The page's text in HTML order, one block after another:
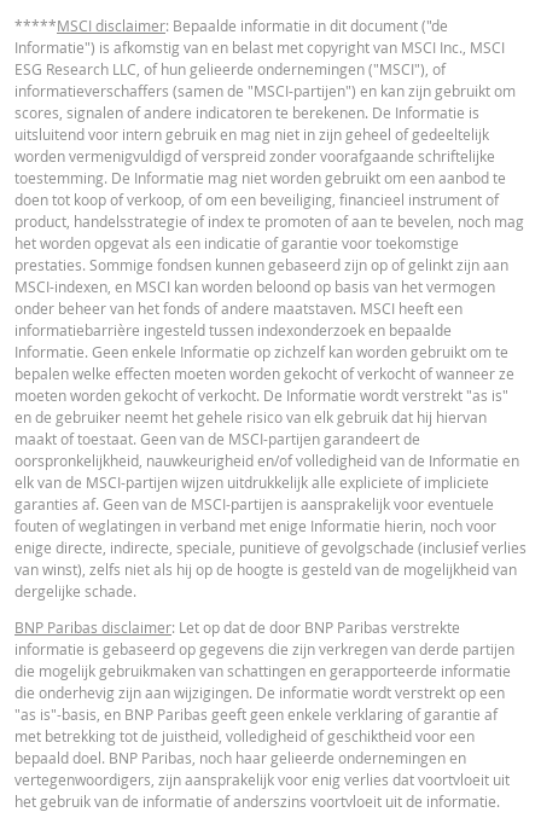
*****MSCI disclaimer: Bepaalde informatie in dit document ("de
Informatie") is afkomstig van en belast met copyright van MSCI Inc., MSCI
ESG Research LLC, of hun gelieerde ondernemingen ("MSCI"), of
informatieverschaffers (samen de "MSCI-partijen") en kan zijn gebruikt om
scores, signalen of andere indicatoren te berekenen. De Informatie is
uitsluitend voor intern gebruik en mag niet in zijn geheel of gedeeltelijk
worden vermenigvuldigd of verspreid zonder voorafgaande schriftelijke
toestemming. De Informatie mag niet worden gebruikt om een aanbod te
doen tot koop of verkoop, of om een beveiliging, financieel instrument of
product, handelsstrategie of index te promoten of aan te bevelen, noch mag
het worden opgevat als een indicatie of garantie voor toekomstige
prestaties. Sommige fondsen kunnen gebaseerd zijn op of gelinkt zijn aan
MSCI-indexen, en MSCI kan worden beloond op basis van het vermogen
onder beheer van het fonds of andere maatstaven. MSCI heeft een
informatiebarrière ingesteld tussen indexonderzoek en bepaalde
Informatie. Geen enkele Informatie op zichzelf kan worden gebruikt om te
bepalen welke effecten moeten worden gekocht of verkocht of wanneer ze
moeten worden gekocht of verkocht. De Informatie wordt verstrekt "as is"
en de gebruiker neemt het gehele risico van elk gebruik dat hij hiervan
maakt of toestaat. Geen van de MSCI-partijen garandeert de
oorspronkelijkheid, nauwkeurigheid en/of volledigheid van de Informatie en
elk van de MSCI-partijen wijzen uitdrukkelijk alle expliciete of impliciete
garanties af. Geen van de MSCI-partijen is aansprakelijk voor eventuele
fouten of weglatingen in verband met enige Informatie hierin, noch voor
enige directe, indirecte, speciale, punitieve of gevolgschade (inclusief verlies
van winst), zelfs niet als hij op de hoogte is gesteld van de mogelijkheid van
dergelijke schade.
BNP Paribas disclaimer: Let op dat de door BNP Paribas verstrekte
informatie is gebaseerd op gegevens die zijn verkregen van derde partijen
die mogelijk gebruikmaken van schattingen en gerapporteerde informatie
die onderhevig zijn aan wijzigingen. De informatie wordt verstrekt op een
"as is"-basis, en BNP Paribas geeft geen enkele verklaring of garantie af
met betrekking tot de juistheid, volledigheid of geschiktheid voor een
bepaald doel. BNP Paribas, noch haar gelieerde ondernemingen en
vertegenwoordigers, zijn aansprakelijk voor enig verlies dat voortvloeit uit
het gebruik van de informatie of anderszins voortvloeit uit de informatie.